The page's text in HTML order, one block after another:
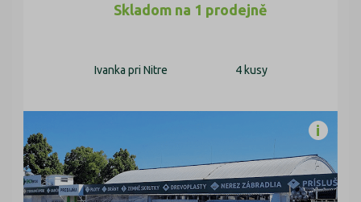
Skladom na 1 prodejně
Ivanka pri Nitre 4 kusy